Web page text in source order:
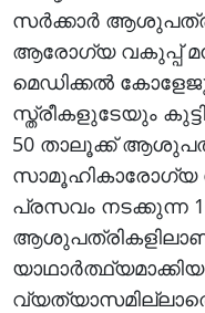
സര്‍ക്കാര്‍
ആരോഗ്യ വകുപ്പ്
മെഡിക്കല്‍
സ്ത്രീകളുടേയും
50 താലൂക്ക്
സാമൂഹികാരോഗ്യ
പ്രസവം നടക്കുന്ന